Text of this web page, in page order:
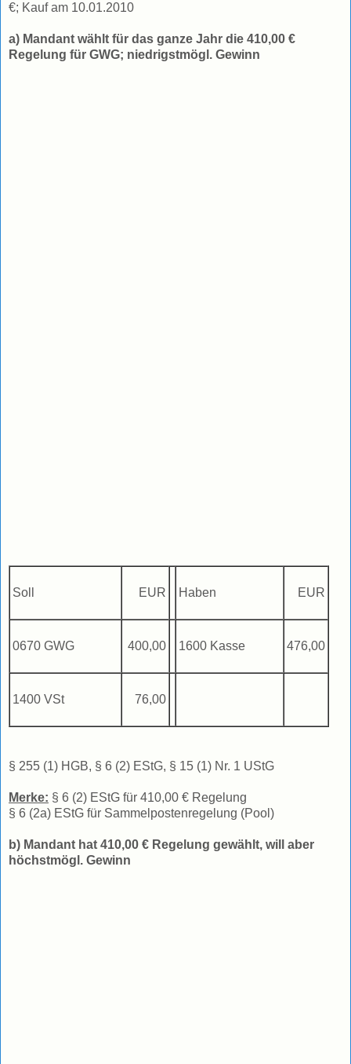
€; Kauf am 10.01.2010
a) Mandant wählt für das ganze Jahr die 410,00 €
Regelung für GWG; niedrigstmögl. Gewinn
Soll EUR Haben EUR
0670 GWG 400,00 1600 Kasse 476,00
1400 VSt 76,00
§ 255 (1) HGB, § 6 (2) EStG, § 15 (1) Nr. 1 UStG
Merke: § 6 (2) EStG für 410,00 € Regelung
§ 6 (2a) EStG für Sammelpostenregelung (Pool)
b) Mandant hat 410,00 € Regelung gewählt, will aber
höchstmögl. Gewinn